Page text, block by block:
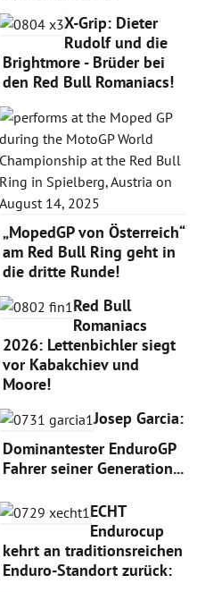
X-Grip: Dieter
Rudolf und die
Brightmore - Brüder bei
den Red Bull Romaniacs!
„MopedGP von Österreich“
am Red Bull Ring geht in
die dritte Runde!
Red Bull
Romaniacs
2026: Lettenbichler siegt
vor Kabakchiev und
Moore!
Josep Garcia:
Dominantester EnduroGP
Fahrer seiner Generation...
ECHT
Endurocup
kehrt an traditionsreichen
Enduro-Standort zurück: